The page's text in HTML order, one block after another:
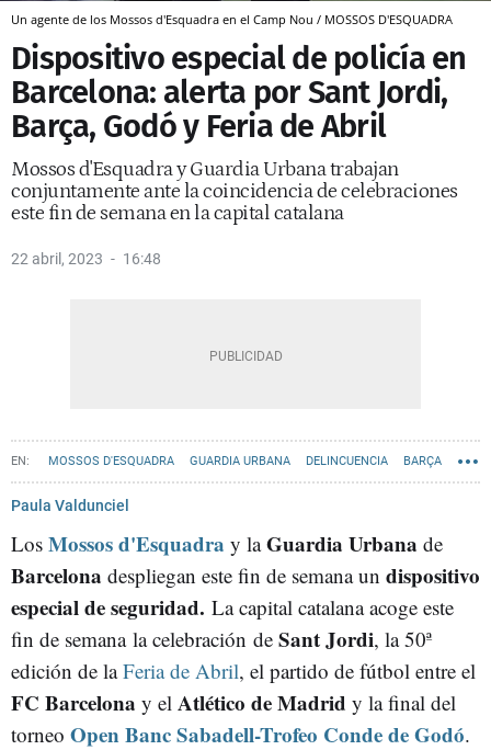
Un agente de los Mossos d'Esquadra en el Camp Nou / MOSSOS D'ESQUADRA
Dispositivo especial de policía en
Barcelona: alerta por Sant Jordi,
Barça, Godó y Feria de Abril
Mossos d'Esquadra y Guardia Urbana trabajan
conjuntamente ante la coincidencia de celebraciones
este fin de semana en la capital catalana
22 abril, 2023 16:48
MOSSOS D'ESQUADRA GUARDIA URBANA DELINCUENCIA BARÇA
SANT JORDI ATRACOS
Paula Valdunciel
Los Mossos d'Esquadra y laGuardia Urbana de
Barcelona despliegan este fin de semana un dispositivo
especial de seguridad. La capital catalana acoge este
fin de semana la celebración de Sant Jordi, la 50ª
edición de laFeria de Abril, el partido de fútbol entre el
FC Barcelona y el Atlético de Madrid y la final del
torneo Open Banc Sabadell-Trofeo Conde de Godó.